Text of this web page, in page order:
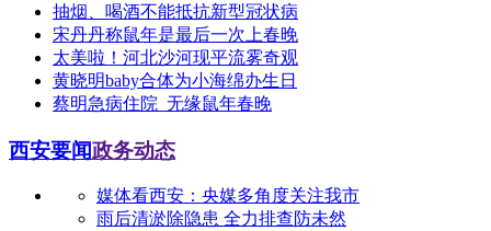
抽烟、喝酒不能抵抗新型冠状病
宋丹丹称鼠年是最后一次上春晚
太美啦！河北沙河现平流雾奇观
黄晓明baby合体为小海绵办生日
蔡明急病住院_无缘鼠年春晚
西安要闻政务动态
媒体看西安：央媒多角度关注我市
雨后清淤除隐患 全力排查防未然